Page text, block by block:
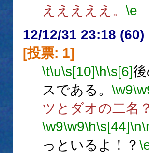
えええええ。 \e
12/12/31 23:18 (60)
[投票: 1]
\t\u\s[10]\h\s[6]
スである。 \w9
ツとダオの二名
\w9\w9\h\s[44]\n
っといるよ！？